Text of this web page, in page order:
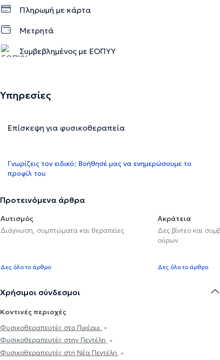
Πληρωμή με κάρτα
Μετρητά
Συμβεβλημένος με ΕΟΠΥΥ
Υπηρεσίες
Επίσκεψη για φυσικοθεραπεία
Γνωρίζεις τον ειδικό; Βοήθησέ μας να ενημερώσουμε το
προφίλ του
Προτεινόμενα άρθρα
Αυτισμός
Διάγνωση, συμπτώματα και θεραπείες
Δες όλο το άρθρο
Ακράτεια
Δες βίντεο και
ούρων
Δες όλο το άρθρο
Χρήσιμοι σύνδεσμοι
Κοντινές περιοχές
Φυσικοθεραπευτές στο Πικέρμι
Φυσικοθεραπευτές στην Πεντέλη
Φυσικοθεραπευτές στη Νέα Πεντέλη